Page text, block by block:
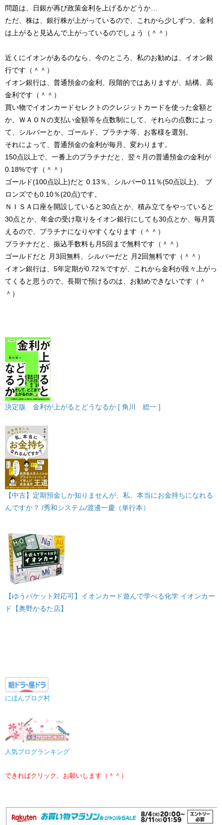
問題は、日銀が再び政策金利を上げるかどうか…
ただ、株は、銀行株が上がっているので、これから少しずつ、金利
は上がると見込んで上がっているのでしょう（＾＾）
近くにイオンがあるのなら、今のところ、私のお勧めは、イオン銀
行です（＾＾）
イオン銀行は、普通預金の金利、段階的ではありますが、結構、高
金利です（＾＾）
買い物でイオンカードセレクトのクレジットカードを使った金額と
か、ＷＡＯＮの支払い金額等を点数制にして、それらの点数によっ
て、シルバーとか、ゴールド、プラチナ等、お客様を選別。
それによって、普通預金の金利が毎月、変わります。
150点以上で、一番上のプラチナだと、翌々月の普通預金の金利が
0.18%です（＾＾）
ゴールド(100点以上)だと 0.13％。シルバー0.11％(50点以上)、 ブ
ロンズでも0.10％(20点)です。
ＮＩＳＡ口座を開設していると30点とか、積み立てをやっていると
30点とか、年金の受け取りをイオン銀行にしても30点とか、毎月貰
えるので、プラチナになりやすくなります（＾＾）
プラチナだと、振込手数料も月5回まで無料です（＾＾）
ゴールドだと 月3回無料、シルバーだと 月2回無料です（＾＾）
イオン銀行は、5年定期が0.72％ですが、これから金利が段々上がっ
てくると思うので、長期で預けるのは、お勧めできないです（＾
＾）
決定版 金利が上がるとどうなるか [ 角川 総一 ]
【中古】定期預金しか知りませんが、私、本当にお金持ちになれる
んですか？ /秀和システム/渡邊一慶（単行本）
【ゆうパケット対応可】イオンカード遊んで学べる化学 イオンカー
ド【奥野かるた店】
にほんブログ村
人気ブログランキング
できればクリック、お願いします（＾＾）